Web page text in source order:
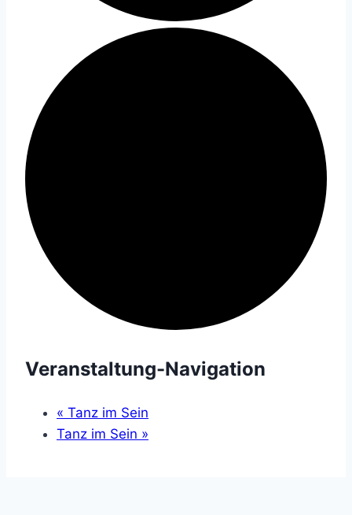
Veranstaltung-Navigation
« Tanz im Sein
Tanz im Sein »